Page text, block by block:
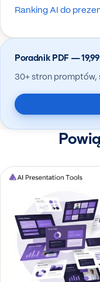
Ranking AI do
Poradnik PDF — 19,99
30+ stron promptów,